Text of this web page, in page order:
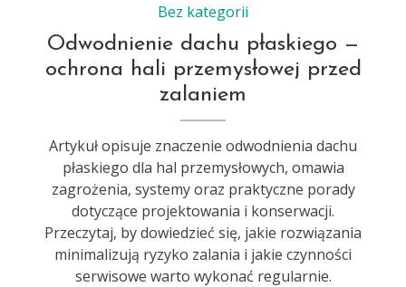
Bez kategorii
Odwodnienie dachu płaskiego —
ochrona hali przemysłowej przed
zalaniem
Artykuł opisuje znaczenie odwodnienia dachu
płaskiego dla hal przemysłowych, omawia
zagrożenia, systemy oraz praktyczne porady
dotyczące projektowania i konserwacji.
Przeczytaj, by dowiedzieć się, jakie rozwiązania
minimalizują ryzyko zalania i jakie czynności
serwisowe warto wykonać regularnie.